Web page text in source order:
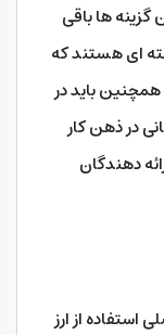
گزینه ها باقی
ای هستند که
همچنین باید در
در ذهن کار
دهندگان
از ارز